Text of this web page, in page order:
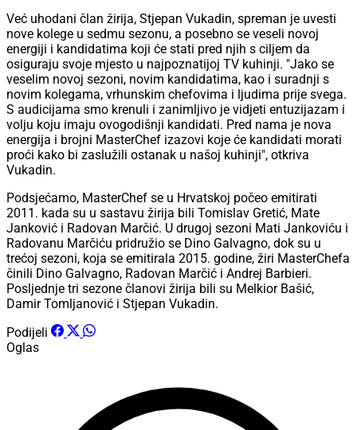
Već uhodani član žirija, Stjepan Vukadin, spreman je uvesti
nove kolege u sedmu sezonu, a posebno se veseli novoj
energiji i kandidatima koji će stati pred njih s ciljem da
osiguraju svoje mjesto u najpoznatijoj TV kuhinji. "Jako se
veselim novoj sezoni, novim kandidatima, kao i suradnji s
novim kolegama, vrhunskim chefovima i ljudima prije svega.
S audicijama smo krenuli i zanimljivo je vidjeti entuzijazam i
volju koju imaju ovogodišnji kandidati. Pred nama je nova
energija i brojni MasterChef izazovi koje će kandidati morati
proći kako bi zaslužili ostanak u našoj kuhinji", otkriva
Vukadin.
Podsjećamo, MasterChef se u Hrvatskoj počeo emitirati
2011. kada su u sastavu žirija bili Tomislav Gretić, Mate
Janković i Radovan Marčić. U drugoj sezoni Mati Jankoviću i
Radovanu Marčiću pridružio se Dino Galvagno, dok su u
trećoj sezoni, koja se emitirala 2015. godine, žiri MasterChefa
činili Dino Galvagno, Radovan Marčić i Andrej Barbieri.
Posljednje tri sezone članovi žirija bili su Melkior Bašić,
Damir Tomljanović i Stjepan Vukadin.
Podijeli
Oglas